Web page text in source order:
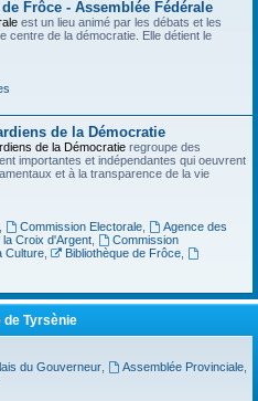
Frôce - Assemblée Fédérale
est un lieu animé par les débats et les
centre de la démocratie. Elle détient le
de la Démocratie
de la Démocratie regroupe des
importantes et indépendantes qui oeuvrent
et à la transparence de la vie
Commission Electorale,
Agence des
Croix d'Argent,
Commission
Culture
Bibliothèque de Frôce,
de Tyrsènie
du Gouverneur, Assemblée Provinciale,